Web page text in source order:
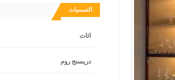
التسميات
اثاث
دريسنج روم